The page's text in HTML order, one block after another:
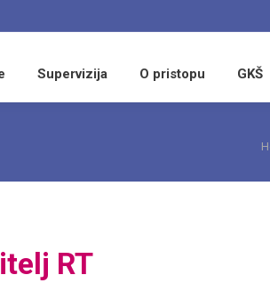
Supervizija O pristopu GKŠ
RT